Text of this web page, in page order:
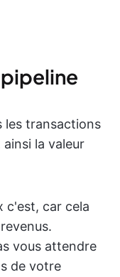
les transactions
la valeur
c'est, car cela
vous attendre
de votre